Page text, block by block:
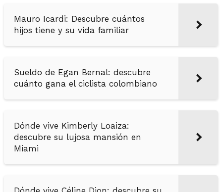
Mauro Icardi: Descubre cuántos
hijos tiene y su vida familiar
Sueldo de Egan Bernal: descubre
cuánto gana el ciclista colombiano
Dónde vive Kimberly Loaiza:
descubre su lujosa mansión en
Miami